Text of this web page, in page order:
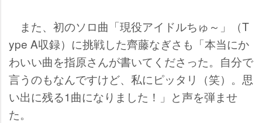
また、初のソロ曲「現役アイドルちゅ～」（T
ype A収録）に挑戦した齊藤なぎさも「本当にか
わいい曲を指原さんが書いてくださった。自分で
言うのもなんですけど、私にピッタリ（笑）。思
い出に残る1曲になりました！」と声を弾ませ
た。